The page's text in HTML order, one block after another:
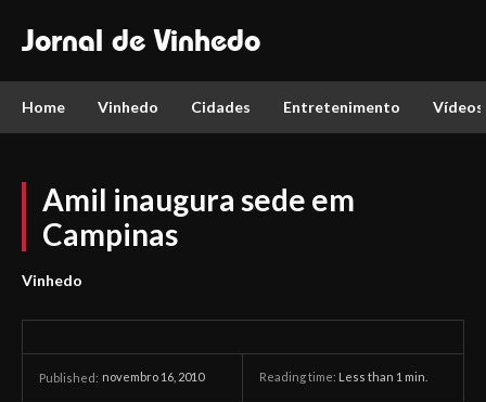
Jornal de Vinhedo
Home Vinhedo Cidades Entretenimento Vídeos
Amil inaugura sede em
Campinas
Vinhedo
Published: novembro 16, 2010 Reading time: Less than 1 min.